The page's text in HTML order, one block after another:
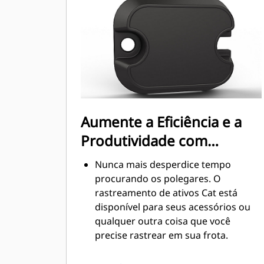
Aumente a Eficiência e a
Produtividade com
Tecnologia Integrada
Nunca mais desperdice tempo
procurando os polegares. O
rastreamento de ativos Cat está
disponível para seus acessórios ou
qualquer outra coisa que você
precise rastrear em sua frota.